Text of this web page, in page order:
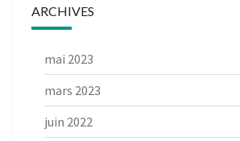
ARCHIVES
mai 2023
mars 2023
juin 2022